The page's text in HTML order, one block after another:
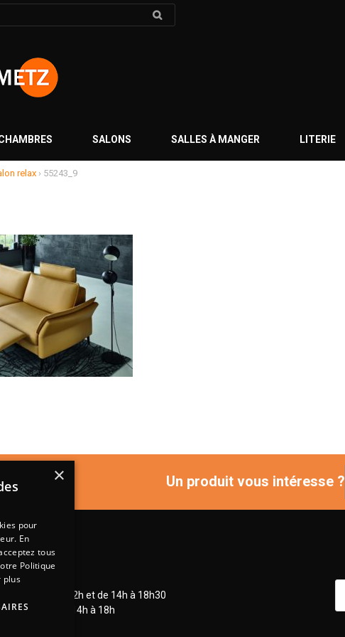
SALONS SALLES À MANGER LITERIE
relax › 55243_9
Un produit vous intéresse ?
à 18h30
de 9h à 12h et de 14h à 18h30
9h à 12h et de 14h à 18h
×
pour
En
tous
Politique
plus